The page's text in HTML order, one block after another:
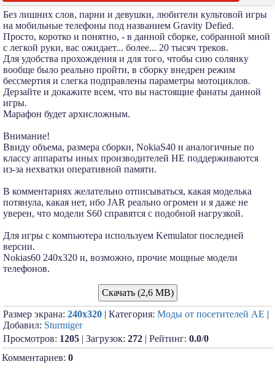
Без лишних слов, парни и девушки, любители культовой игры
на мобильные телефоны под названием Gravity Defied.
Просто, коротко и понятно, - в данной сборке, собранной мной
с легкой руки, вас ожидает... более... 20 тысяч треков.
Для удобства прохождения и для того, чтобы сию солянку
вообще было реально пройти, в сборку внедрен режим
бессмертия и слегка подправлены параметры мотоциклов.
Дерзайте и докажите всем, что вы настоящие фанаты данной
игры.
Марафон будет архисложным.
Внимание!
Ввиду объема, размера сборки, NokiaS40 и аналогичные по
классу аппараты иных производителей НЕ поддерживаются
из-за нехватки оперативной памяти.
В комментариях желательно отписываться, какая моделька
потянула, какая нет, ибо JAR реально огромен и я даже не
уверен, что модели S60 справятся с подобной нагрузкой.
Для игры с компьютера используем Kemulator последней
версии.
Nokias60 240x320 и, возможно, прочие мощные модели
телефонов.
Скачать (2,6 MB)
Размер экрана: 240x320 | Категория: Моды от посетителей АЕ |
Добавил: Sturmiger
Просмотров: 1205 | Загрузок: 272 | Рейтинг: 0.0/0
Комментариев: 0